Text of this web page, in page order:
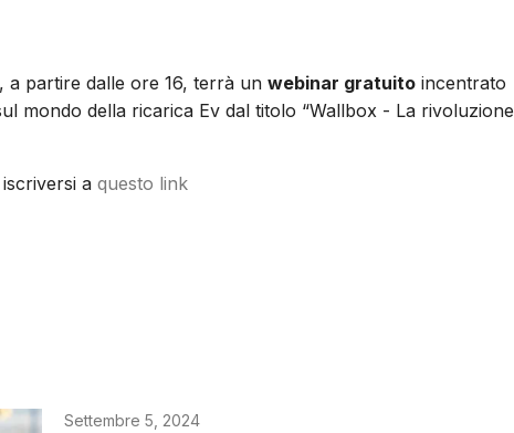
a partire dalle ore 16, terrà un webinar gratuito incentrato
mondo della ricarica Ev dal titolo “Wallbox - La rivoluzione
a questo link
Settembre 5, 2024